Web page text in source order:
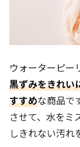
ウォーターピー
黒ずみをきれい
すすめな商品で
させて、水をミ
しきれない汚れ